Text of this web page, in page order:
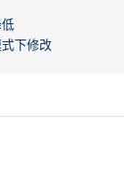
下修改